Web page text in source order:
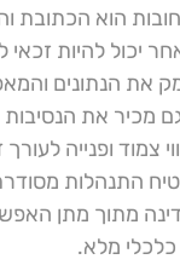
הוא הכתובת
יכול להיות זכאי
את הנתונים
מכיר את
צמוד ופנייה
התנהלות
מתוך מתן
מלא.